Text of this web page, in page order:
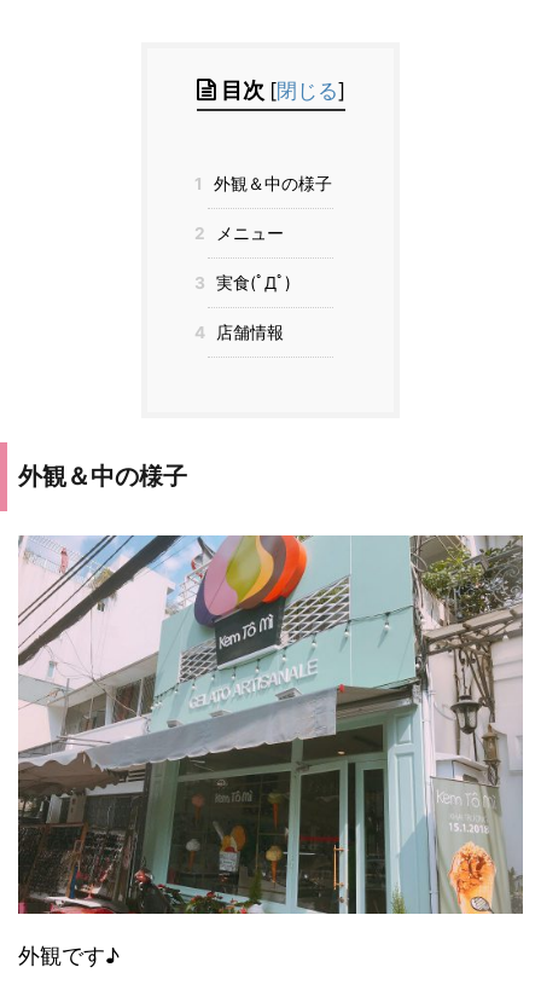
目次 [閉じる]
1 外観＆中の様子
2 メニュー
3 実食(ﾟДﾟ)
4 店舗情報
外観＆中の様子
外観です♪